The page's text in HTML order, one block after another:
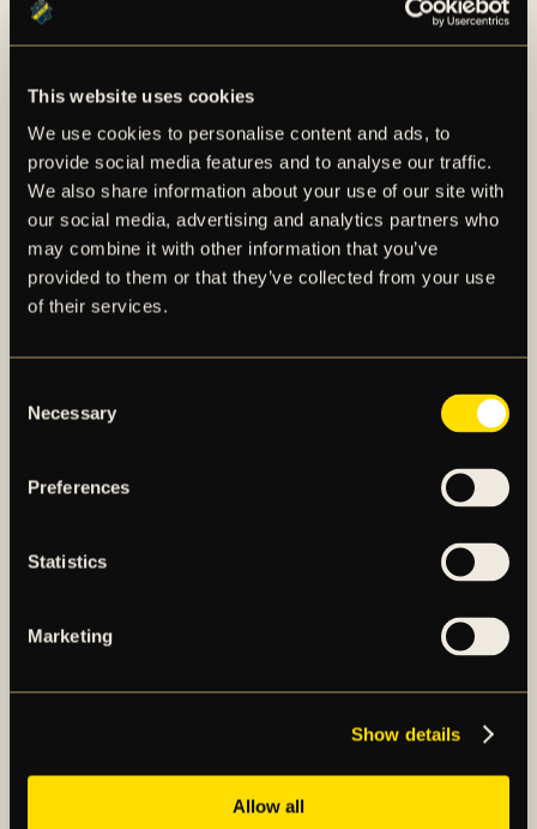
This website uses cookies
We use cookies to personalise content and ads, to
provide social media features and to analyse our traffic.
We also share information about your use of our site with
our social media, advertising and analytics partners who
may combine it with other information that you’ve
provided to them or that they’ve collected from your use
of their services.
Selection
Necessary
Preferences
Statistics
Marketing
Show details
Allow all
september 2024.
Mikkjal Thomassen tillträdde den 16 juli 2024 som
ny chefstränare för AIK Fotbolls herrlag.
AIK Fotbolls herrlag ligger efter 20 omgångar på
sjunde plats i Allsvenskan med 32 poäng. Damlaget
ligger vid tidpunkten för publicering av denna
rapport på kvalplats i OBOS Damallsvenskan.
Herrlagets publiksnitt uppgår till 26 568 (25 708)
och har därmed högst publiksnitt av samtliga
AIK Fotboll har initierat ett
driftsunderskottet under kommande kvartal.
AIK – SEDAN 1891